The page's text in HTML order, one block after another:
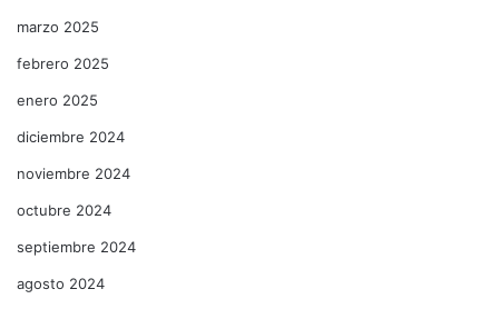
marzo 2025
febrero 2025
enero 2025
diciembre 2024
noviembre 2024
octubre 2024
septiembre 2024
agosto 2024